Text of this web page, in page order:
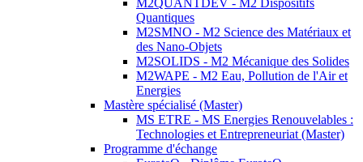
M2QUANTDEV - M2 Dispositifs
Quantiques
M2SMNO - M2 Science des Matériaux et
des Nano-Objets
M2SOLIDS - M2 Mécanique des Solides
M2WAPE - M2 Eau, Pollution de l'Air et
Energies
Mastère spécialisé (Master)
MS ETRE - MS Energies Renouvelables :
Technologies et Entrepreneuriat (Master)
Programme d'échange